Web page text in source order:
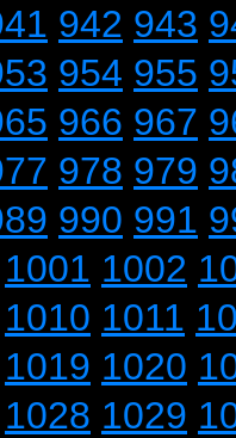
942 943
954 955
966 967
978 979
990 991
1001 1002
1010 1011
1019 1020
1028 1029